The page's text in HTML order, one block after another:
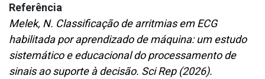
Referência
Melek, N. Classificação de arritmias em ECG
habilitada por aprendizado de máquina: um estudo
sistemático e educacional do processamento de
sinais ao suporte à decisão. Sci Rep (2026).